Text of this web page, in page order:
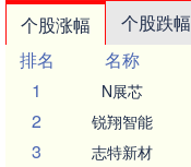
个股涨幅 个股跌幅
排名
名称
1
N展芯
2 锐翔智能
3 志特新材